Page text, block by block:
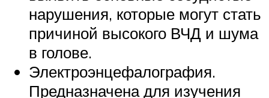
нарушения, которые могут стать
причиной высокого ВЧД и шума
в голове.
Электроэнцефалография.
Предназначена для изучения